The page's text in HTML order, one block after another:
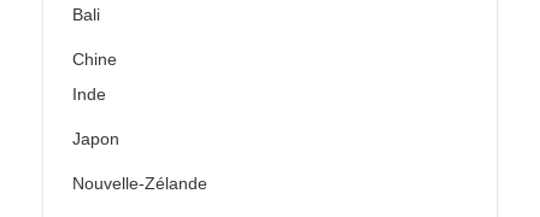
Bali
Chine
Inde
Japon
Nouvelle-Zélande